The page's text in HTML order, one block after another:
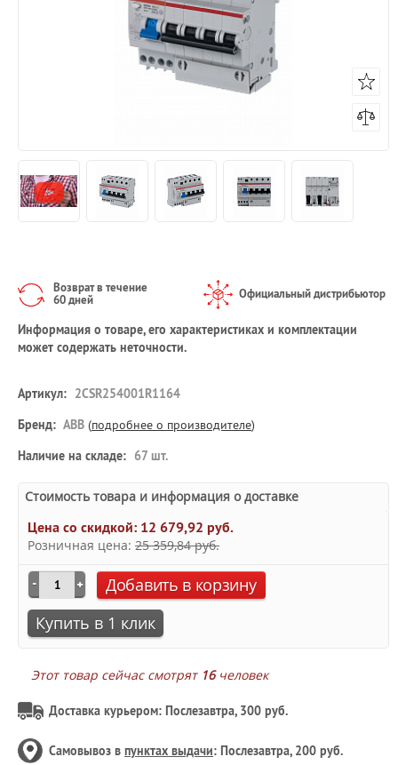
Возврат в течение
60 дней
Официальный дистрибьютор
Информация о товаре, его характеристиках и комплектации
может содержать неточности.
Артикул: 2CSR254001R1164
Бренд: ABB (подробнее о производителе)
Наличие на складе: 67 шт.
Стоимость товара и информация о доставке
Цена со скидкой: 12 679,92 руб.
Розничная цена: 25 359,84 руб.
Добавить в корзину
Купить в 1 клик
Этот товар сейчас смотрят 16человек
Доставка курьером: Послезавтра, 300 руб.
Самовывоз в пунктах выдачи: Послезавтра, 200 руб.